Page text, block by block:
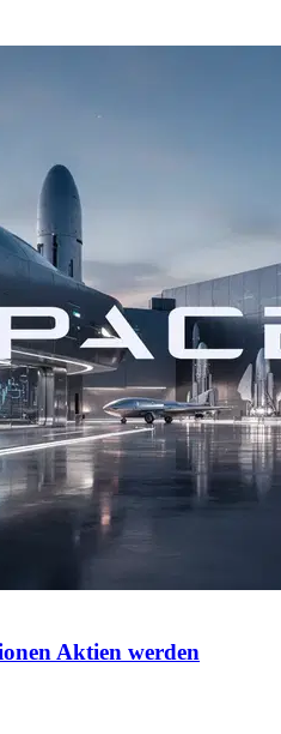
Aktien werden